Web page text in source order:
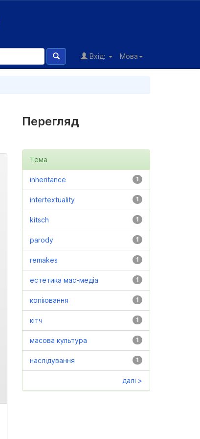
Мова
Вхід:
Перегляд
Тема
1
inheritance
1
intertextuality
1
kitsch
1
parody
1
remakes
1
естетика мас-медіа
1
копіювання
1
кітч
1
масова культура
1
наслідування
далі >